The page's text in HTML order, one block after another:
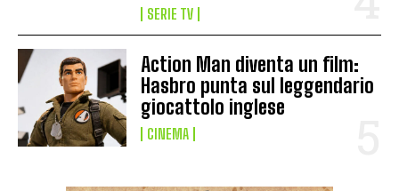
SERIE TV
Action Man diventa un film:
Hasbro punta sul leggendario
giocattolo inglese
CINEMA